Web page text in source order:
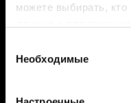
можете выбирать,
Если вы разрешите,
географическом
согласия
Необходимые